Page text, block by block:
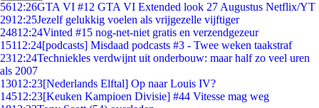
5612:26GTA VI #12 GTA VI Extended look 27 Augustus Netflix/YT
2912:25Jezelf gelukkig voelen als vrijgezelle vijftiger
24812:24Vinted #15 nog-net-niet gratis en verzendgezeur
15112:24[podcasts] Misdaad podcasts #3 - Twee weken taakstraf
2312:24Techniekles verdwijnt uit onderbouw: maar half zo veel uren
als 2007
13012:23[Nederlands Elftal] Op naar Louis IV?
14512:23[Keuken Kampioen Divisie] #44 Vitesse mag weg